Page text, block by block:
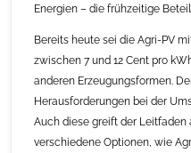
Energien – die frühzeitige
Bereits heute sei die Agri-PV
zwischen 7 und 12 Cent pro
anderen Erzeugungsformen.
Herausforderungen bei der
Auch diese greift der
verschiedene Optionen, wie